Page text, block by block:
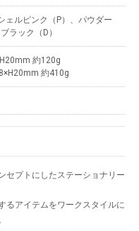
ェルピンク（P）、パウダー
ラック（D）
約120g
約410g
セプトにしたステーショナリー
るアイテムをワークスタイルに